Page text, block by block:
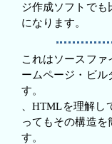
ジ作成ソフトでも
になります。
これはソースファ
ームページ・ビル
す。
、HTMLを理解
ってもその構造を
す。